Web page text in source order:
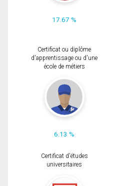
17.67 %
Certificat ou diplôme
d'apprentissage ou d'une
école de métiers
6.13 %
Certificat d'études
universitaires